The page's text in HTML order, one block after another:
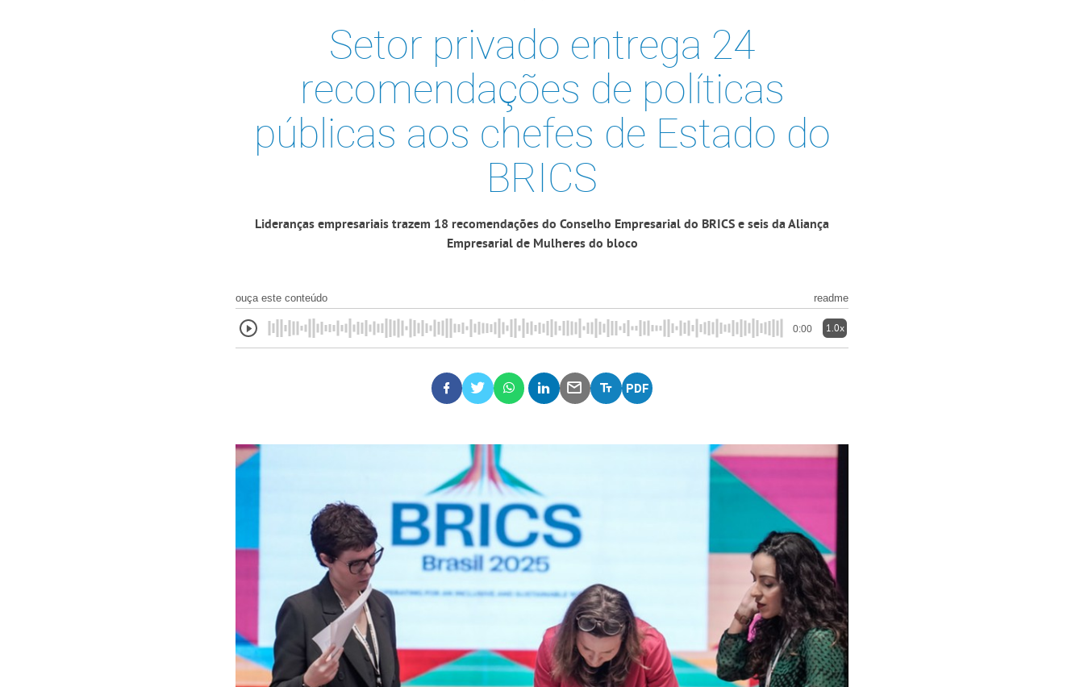
Setor privado entrega 24
recomendações de políticas
públicas aos chefes de Estado do
BRICS
Lideranças empresariais trazem 18 recomendações do Conselho Empresarial do BRICS e seis da Aliança
Empresarial de Mulheres do bloco
ouça este conteúdo readme
0:00 1.0x